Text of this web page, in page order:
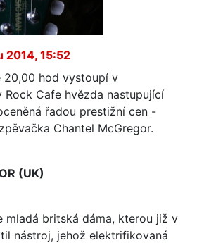
2014, 15:52
20,00 hod vystoupí v
Rock Cafe hvězda nastupující
řadou prestižní cen -
Chantel McGregor.
(UK)
mladá britská dáma, kterou již v
nástroj, jehož elektrifikovaná